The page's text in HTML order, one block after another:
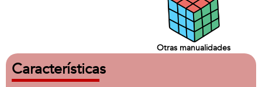
Otras manualidades
Características